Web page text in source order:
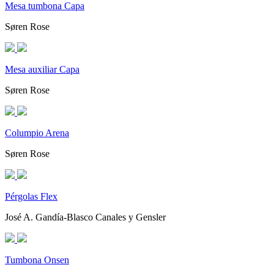
Mesa tumbona Capa
Søren Rose
Mesa auxiliar Capa
Søren Rose
Columpio Arena
Søren Rose
Pérgolas Flex
José A. Gandía-Blasco Canales y Gensler
Tumbona Onsen